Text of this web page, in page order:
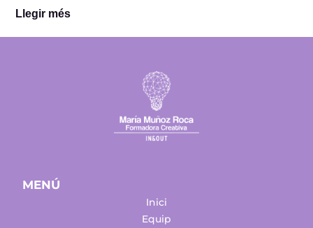
Llegir més
MENÚ
Inici
Equip